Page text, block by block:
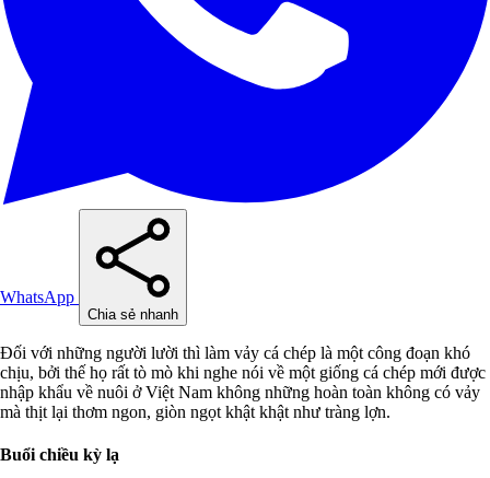
WhatsApp
Chia sẻ nhanh
Đối với những người lười thì làm vảy cá chép là một công đoạn khó
chịu, bởi thế họ rất tò mò khi nghe nói về một giống cá chép mới được
nhập khẩu về nuôi ở Việt Nam không những hoàn toàn không có vảy
mà thịt lại thơm ngon, giòn ngọt khật khật như tràng lợn.
Buổi chiều kỳ lạ